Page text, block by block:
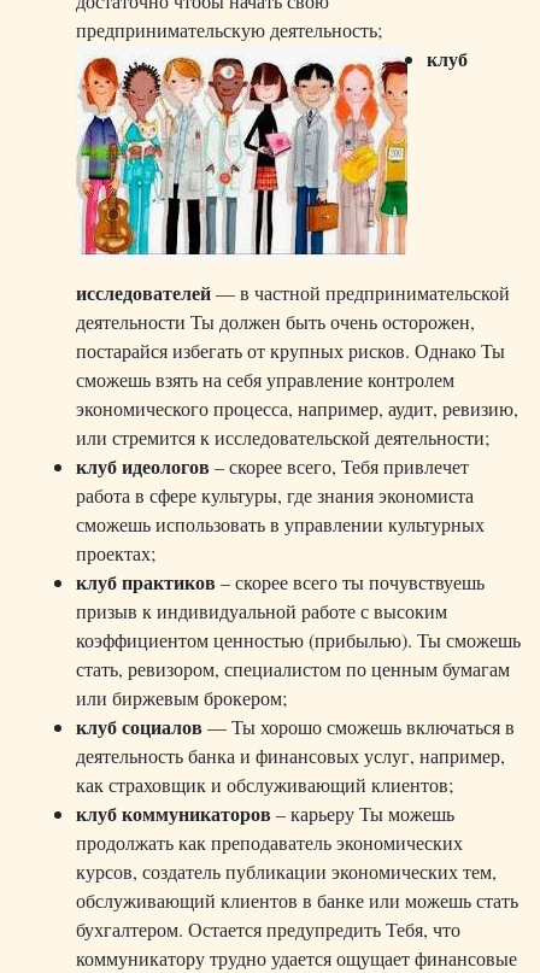
предпринимательскую деятельность;
клуб
исследователей— в частной предпринимательской
деятельности Ты должен быть очень осторожен,
постарайся избегать от крупных рисков. Однако Ты
сможешь взять на себя управление контролем
экономического процесса, например, аудит, ревизию,
или стремится к исследовательской деятельности;
клуб идеологов – скорее всего, Тебя привлечет
работа в сфере культуры, где знания экономиста
сможешь использовать в управлении культурных
проектах;
клуб практиков – скорее всего ты почувствуешь
призыв к индивидуальной работе с высоким
коэффициентом ценностью (прибылью). Ты сможешь
стать, ревизором, специалистом по ценным бумагам
или биржевым брокером;
клуб социалов — Ты хорошо сможешь включаться в
деятельность банка и финансовых услуг, например,
как страховщик и обслуживающий клиентов;
клуб коммуникаторов – карьеру Ты можешь
продолжать как преподаватель экономических
курсов, создатель публикации экономических тем,
обслуживающий клиентов в банке или можешь стать
бухгалтером. Остается предупредить Тебя, что
коммуникатору трудно удается ощущает финансовые